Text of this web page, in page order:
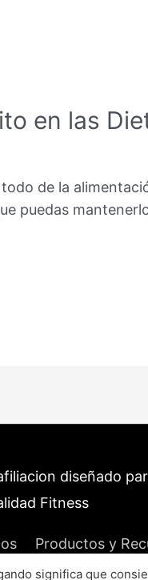
en las
de la
puedas
diseñado
Fitness
Productos y
significa que